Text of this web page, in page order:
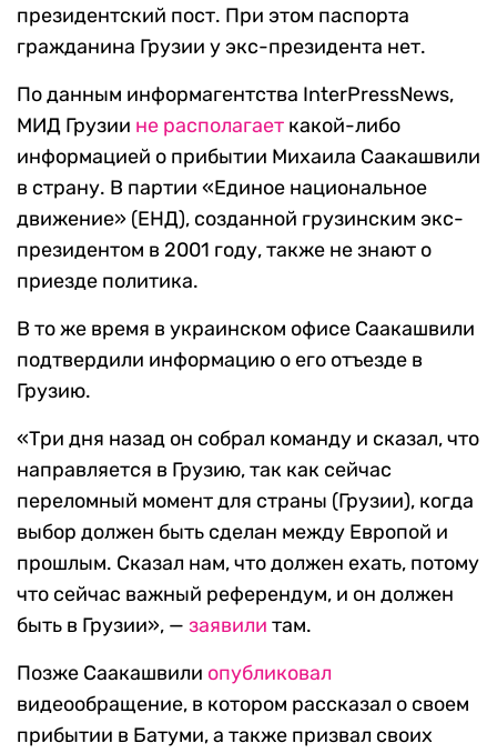
президентский пост. При этом паспорта
гражданина Грузии у экс-президента нет.
По данным информагентства InterPressNews,
МИД Грузии не располагает какой-либо
информацией о прибытии Михаила Саакашвили
в страну. В партии «Единое национальное
движение» (ЕНД), созданной грузинским экс-
президентом в 2001 году, также не знают о
приезде политика.
В то же время в украинском офисе Саакашвили
подтвердили информацию о его отъезде в
Грузию.
«Три дня назад он собрал команду и сказал, что
направляется в Грузию, так как сейчас
переломный момент для страны (Грузии), когда
выбор должен быть сделан между Европой и
прошлым. Сказал нам, что должен ехать, потому
что сейчас важный референдум, и он должен
быть в Грузии», — заявили там.
Позже Саакашвили опубликовал
видеообращение, в котором рассказал о своем
прибытии в Батуми, а также призвал своих